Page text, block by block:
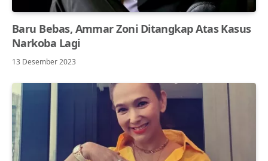
Baru Bebas, Ammar Zoni Ditangkap Atas Kasus
Narkoba Lagi
13 Desember 2023